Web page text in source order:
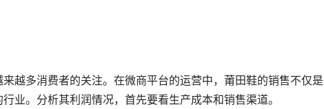
越多消费者的关注。在微商平台的运营中，莆田鞋的销售不仅是
业。分析其利润情况，首先要看生产成本和销售渠道。